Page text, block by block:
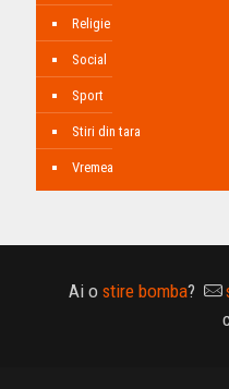
Religie
Social
Sport
Stiri din tara
Vremea
Ai o stire bomba?